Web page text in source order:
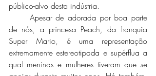
público-alvo desta indústria.
de nós, a princesa Peach, da franquia
Super Mario, é uma representação
extremamente estereotipada e supérflua a
qual meninas e mulheres tiveram que se